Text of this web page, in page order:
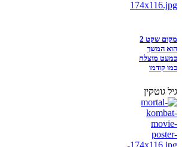
מקום שקט 2
הוא המשך
כמעט מוצלח
כמו קודמו
גיל גוטקין